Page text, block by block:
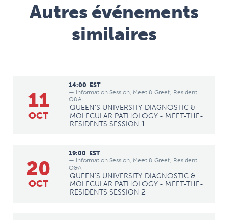
Autres événements
similaires
11
OCT
14:00 EST
— Information Session, Meet & Greet, Resident
Q&A
QUEEN'S UNIVERSITY DIAGNOSTIC &
MOLECULAR PATHOLOGY - MEET-THE-
RESIDENTS SESSION 1
20
OCT
19:00
EST
— Information Session, Meet & Greet, Resident
Q&A
QUEEN'S UNIVERSITY DIAGNOSTIC &
MOLECULAR PATHOLOGY - MEET-THE-
RESIDENTS SESSION 2